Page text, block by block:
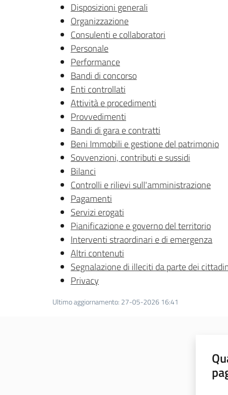
Disposizioni generali
Organizzazione
Consulenti e collaboratori
Personale
Performance
Bandi di concorso
Enti controllati
Attività e procedimenti
Provvedimenti
Bandi di gara e contratti
Beni Immobili e gestione del patrimonio
Sovvenzioni, contributi e sussidi
Bilanci
Controlli e rilievi sull'amministrazione
Pagamenti
Servizi erogati
Pianificazione e governo del territorio
Interventi straordinari e di emergenza
Altri contenuti
Segnalazione di illeciti da parte dei
Privacy
Ultimo aggiornamento: 27-05-2026 16:41